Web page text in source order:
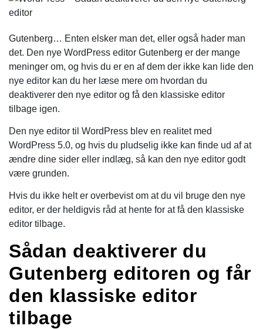
Gutenberg… Enten elsker man det, eller også hader man
det. Den nye WordPress editor Gutenberg er der mange
meninger om, og hvis du er en af dem der ikke kan lide den
nye editor kan du her læse mere om hvordan du
deaktiverer den nye editor og få den klassiske editor
tilbage igen.
Den nye editor til WordPress blev en realitet med
WordPress 5.0, og hvis du pludselig ikke kan finde ud af at
ændre dine sider eller indlæg, så kan den nye editor godt
være grunden.
Hvis du ikke helt er overbevist om at du vil bruge den nye
editor, er der heldigvis råd at hente for at få den klassiske
editor tilbage.
Sådan deaktiverer du
Gutenberg editoren og får
den klassiske editor
tilbage